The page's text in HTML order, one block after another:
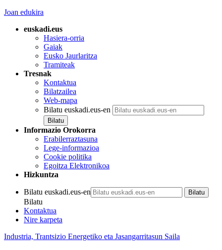
Joan edukira
euskadi.eus
Hasiera-orria
Gaiak
Eusko Jaurlaritza
Tramiteak
Tresnak
Kontaktua
Bilatzailea
Web-mapa
Bilatu euskadi.eus-en
Informazio Orokorra
Erabilerraztasuna
Lege-informazioa
Cookie politika
Egoitza Elektronikoa
Hizkuntza
Bilatu euskadi.eus-en
Bilatu
Kontaktua
Nire karpeta
Industria, Trantsizio Energetiko eta Jasangarritasun Saila